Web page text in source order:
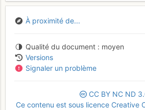
À proximité de...
Qualité du document
moyen
Versions
Signaler un problème
CC BY NC ND
Ce contenu est sous licence Creative